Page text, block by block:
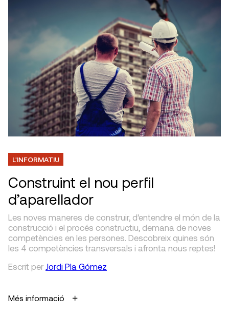
L'INFORMATIU
Construint el nou perfil
d’aparellador
Les noves maneres de construir, d’entendre el món de la
construcció i el procés constructiu, demana de noves
competències en les persones. Descobreix quines són
les 4 competències transversals i afronta nous reptes!
Escrit per Jordi Pla Gómez
Més informació